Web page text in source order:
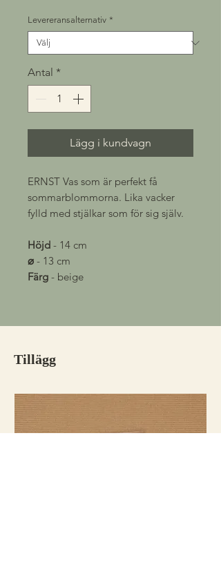
Levereransalternativ *
Antal *
Lägg i kundvagn
ERNST Vas som är perfekt få
sommarblommorna. Lika vacker
fylld med stjälkar som för sig själv.
Höjd - 14 cm
⌀ - 13 cm
Färg - beige
Tillägg